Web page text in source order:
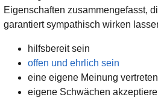
Eigenschaften zusammengefasst,
garantiert sympathisch wirken
hilfsbereit sein
offen und ehrlich sein
eine eigene Meinung vertreten
eigene Schwächen